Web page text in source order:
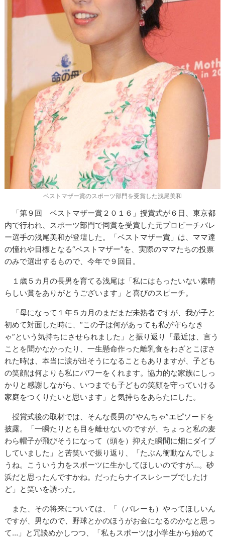
ベストマザー賞のスポーツ部門を受賞した浅尾美和
「第９回 ベストマザー賞２０１６」授賞式が６日、東京都
内で行われ、スポーツ部門で同賞を受賞した元プロビーチバレ
ー選手の浅尾美和が登壇した。「ベストマザー賞」は、ママ達
の憧れや目標となる“ベストマザー”を、実際のママたちの投票
のみで選出するもので、今年で９回目。
１歳５カ月の長男を育てる浅尾は「私にはもったいない素晴
らしい賞をありがとうございます」と喜びのスピーチ。
「母になって１年５カ月のまだまだ未熟者ですが、我が子と
初めて対面した時に、“この子は何があっても私が守らなき
ゃ”という気持ちにさせられました」と振り返り「最近は、言う
ことを聞かなかったり、一生懸命作った離乳食をわざとこぼさ
れた時は、本当に涙が出そうになることもありますが、子ども
の笑顔は何よりも私にパワーをくれます。協力的な家族にしっ
かりと感謝しながら、いつまでも子どもの笑顔を守っていける
家庭をつくりたいと思います」と気持ちをあらたにした。
授賞式後の取材では、そんな長男の“やんちゃ”エピソードを
披露。「一瞬たりとも目を離せないのですが、ちょっと私の麦
わら帽子が飛びそうになって（頭を）抑えた瞬間に畑にダイブ
していました」と苦笑いで振り返り、「たぶん衝動なんでしょ
うね。こういう力をスポーツに生かしてほしいのですが…。砂
浜だと思ったんですかね。だったらナイスレシーブでしたけ
ど」と笑いを誘った。
また、その将来については、「（バレーも）やってほしいん
ですが、男なので、野球とかのほうがお金になるのかなと思っ
て…」と冗談めかしつつ、「私もスポーツは小学生から始めて